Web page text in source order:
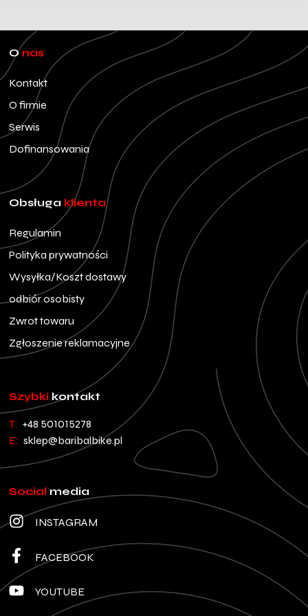
O nas
Kontakt
O firmie
Serwis
Dofinansowania
Obsługa klienta
Regulamin
Polityka prywatności
Wysyłka/Koszt dostawy
odbiór osobisty
Zwrot towaru
Zgłoszenie reklamacyjne
Szybki kontakt
T: +48 501015278
E: sklep@baribalbike.pl
Social media
INSTAGRAM
FACEBOOK
YOUTUBE